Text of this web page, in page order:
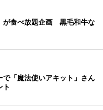
が食べ放題企画 黒毛和牛な
で「魔法使いアキット」さん
ト